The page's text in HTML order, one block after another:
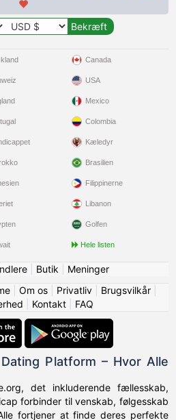
Canada
USA
Mexico
Colombia
Kæledyr
Brasilien
Filippinerne
Libanon
Golfen
Hele listen
| Butik
Meninger
| Om os| Privatliv| Brugsvilkår|
Kontakt| FAQ
Platform – Hvor Alle
det inkluderende fællesskab,
forbinder til venskab, følgesskab
fortjener at finde deres perfekte